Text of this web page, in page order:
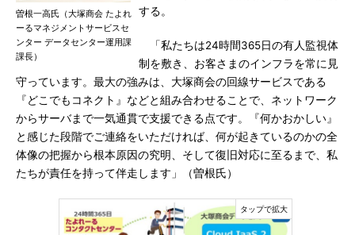
曽根一高氏（大塚商会 たよれ
ーるマネジメントサービスセ
ンター データセンター運用課
課長）
する。
「私たちは24時間365日の有人監視体
制を敷き、お客さまのインフラを常に見
守っています。最大の強みは、大塚商会の回線サービスである
『どこでもコネクト』などと組み合わせることで、ネットワーク
からサーバまで一気通貫で支援できる点です。『何かおかしい』
と感じた段階でご連絡をいただければ、何が起きているのかの全
体像の把握から根本原因の究明、そして復旧対応に至るまで、私
たちが責任を持って伴走します」（曽根氏）